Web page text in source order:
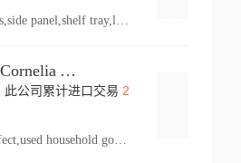
Russell James Cornelia Arlington Va
公司累计进口交易 2
personal effect,used household goods